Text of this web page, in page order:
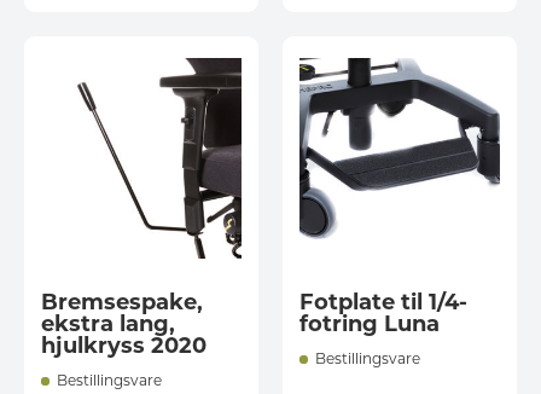
Bremsespake,
ekstra lang,
hjulkryss 2020
Bestillingsvare
Fotplate til 1/4-
fotring Luna
Bestillingsvare